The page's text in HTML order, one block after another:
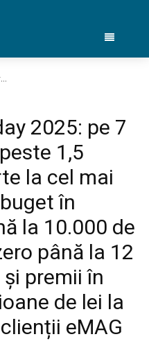
2025: pe 7
1,5
la cel mai
în
la 10.000 de
până la 12
premii în
de lei la
eMAG